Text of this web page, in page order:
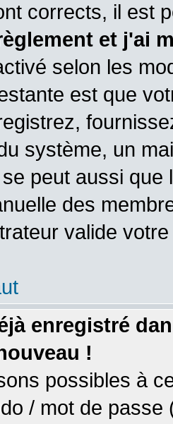
corrects, il est
et j'ai
selon les
est que
système, un
peut aussi
des
valide
enregistré
!
possibles à
/ mot de